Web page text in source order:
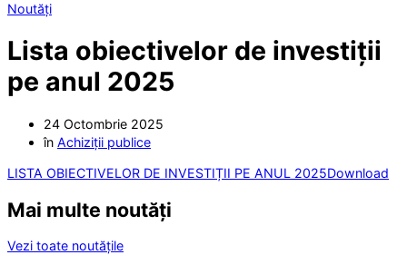
Noutăți
Lista obiectivelor de investiții
pe anul 2025
24 Octombrie 2025
în Achiziții publice
LISTA OBIECTIVELOR DE INVESTIȚII PE ANUL 2025Download
Mai multe noutăți
Vezi toate noutățile